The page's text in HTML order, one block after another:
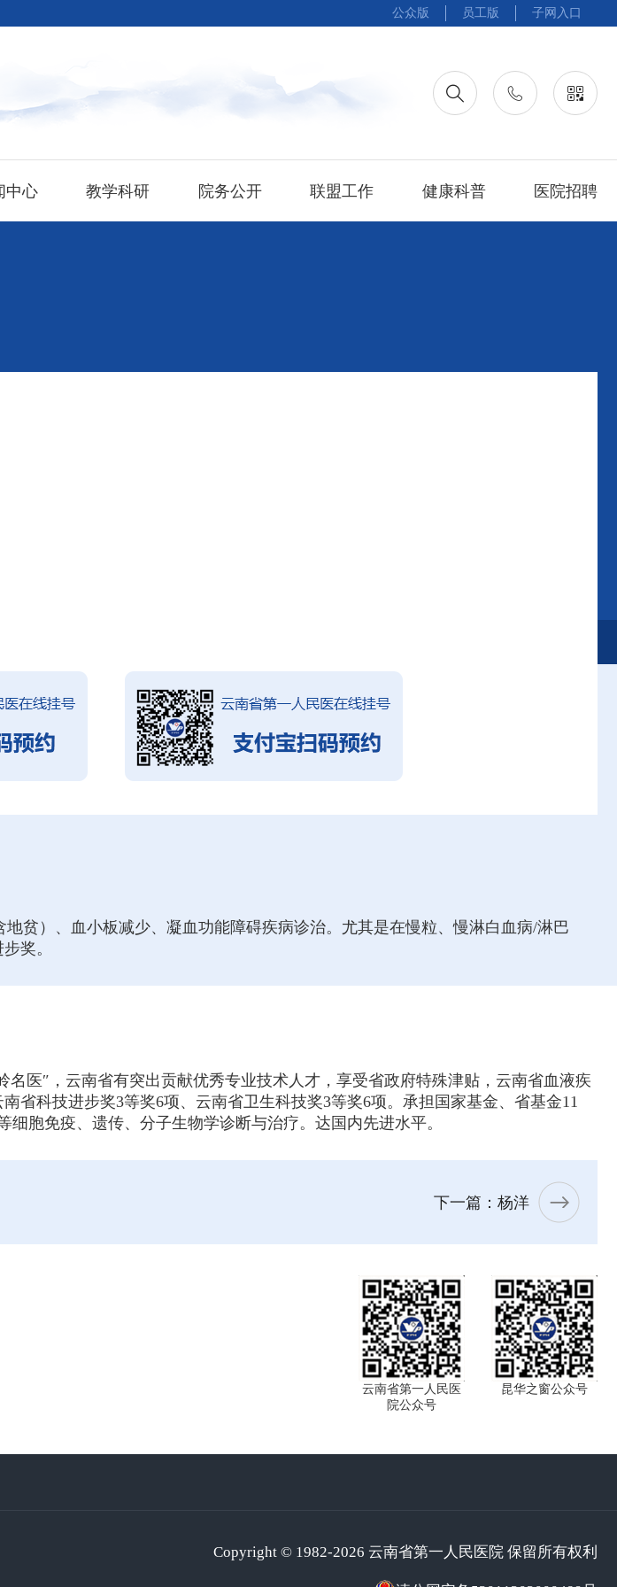
公众版 员工版 子网入口
中心 教学科研 院务公开 联盟工作 健康科普 医院招聘
贫）、血小板减少、凝血功能障碍疾病诊治。尤其是在慢粒、慢淋白血病/淋巴
奖。
医″，云南省有突出贡献优秀专业技术人才，享受省政府特殊津贴，云南省血液疾
省科技进步奖3等奖6项、云南省卫生科技奖3等奖6项。承担国家基金、省基金11
胞免疫、遗传、分子生物学诊断与治疗。达国内先进水平。
下一篇：杨洋
云南省第一人民医
院公众号
昆华之窗公众号
Copyright © 1982-2026 云南省第一人民医院 保留所有权利